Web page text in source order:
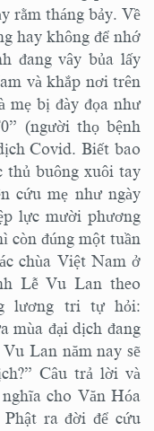
rằm tháng bảy. Về
hay không để nhớ
đang vây bủa lấy
và khắp nơi trên
mẹ bị đày đọa như
(người thọ bệnh
Covid. Biết bao
thủ buông xuôi tay
cứu mẹ như ngày
lực mười phương
còn đúng một tuần
chùa Việt Nam ở
Lễ Vu Lan theo
lương tri tự hỏi:
mùa đại dịch đang
Lan năm nay sẽ
Câu trả lời và
cho Văn Hóa
ra đời để cứu